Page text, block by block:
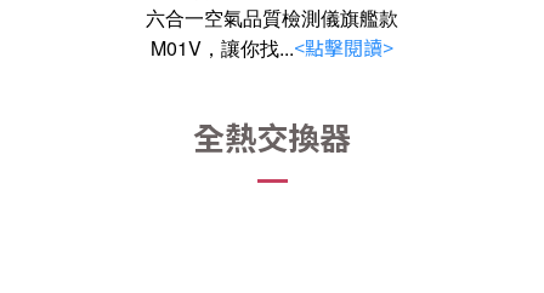
六合一空氣品質檢測儀旗艦款
M01V，讓你找...<點擊閱讀>
全熱交換器